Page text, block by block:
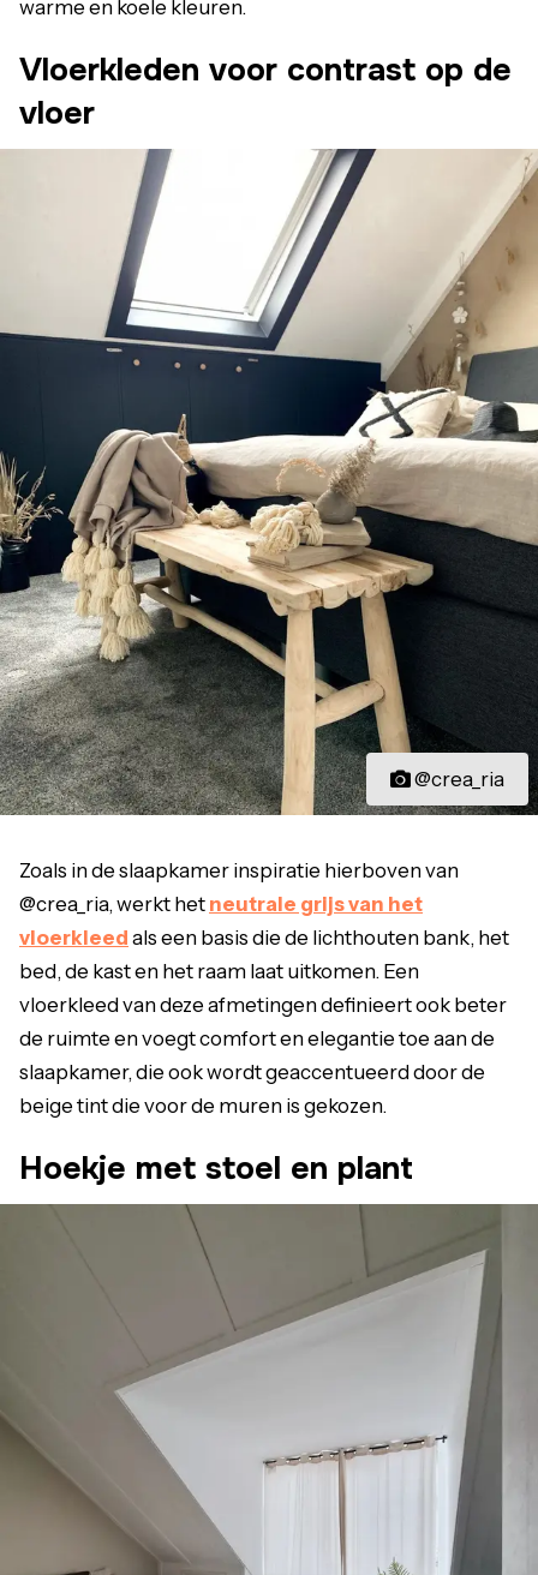
warme en koele kleuren.
Vloerkleden voor contrast op de
vloer
@crea_ria
Zoals in de slaapkamer inspiratie hierboven van
@crea_ria, werkt het neutrale grijs van het
vloerkleed als een basis die de lichthouten bank, het
bed, de kast en het raam laat uitkomen. Een
vloerkleed van deze afmetingen definieert ook beter
de ruimte en voegt comfort en elegantie toe aan de
slaapkamer, die ook wordt geaccentueerd door de
beige tint die voor de muren is gekozen.
Hoekje met stoel en plant